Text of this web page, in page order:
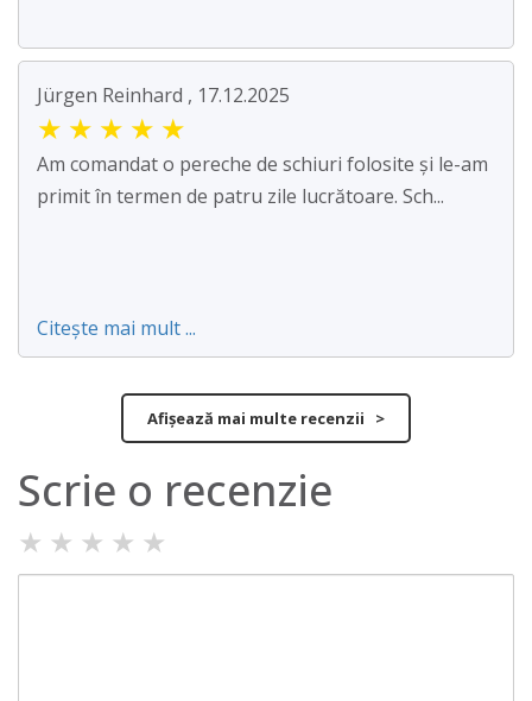
Jürgen Reinhard , 17.12.2025
★ ★ ★ ★ ★
Am comandat o pereche de schiuri folosite și le-am
primit în termen de patru zile lucrătoare. Sch...
Citește mai mult ...
Afișează mai multe recenzii >
Scrie o recenzie
★ ★ ★ ★ ★